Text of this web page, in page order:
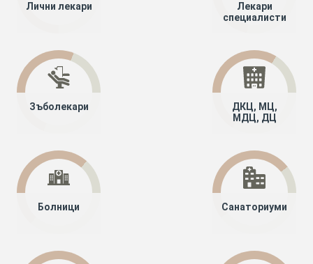
Лични лекари
Лекари
специалисти
Зъболекари
ДКЦ, МЦ,
МДЦ, ДЦ
Болници Санаториуми